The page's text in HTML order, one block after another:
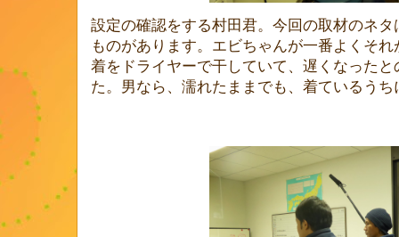
設定の確認をする村田君。今回の取材のネ
ものがあります。エビちゃんが一番よくそ
着をドライヤーで干していて、遅くなった
た。男なら、濡れたままでも、着ているう